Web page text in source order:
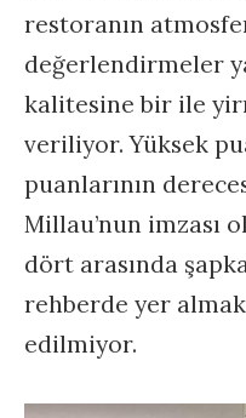
restoranın
değerlendirmeler
kalitesine bir ile
veriliyor. Yüksek
puanlarının
Millau’nun imzası
dört arasında
rehberde yer
edilmiyor.